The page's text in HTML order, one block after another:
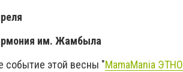
им. Жамбыла
событие этой весны "MamaMania ЭТНО